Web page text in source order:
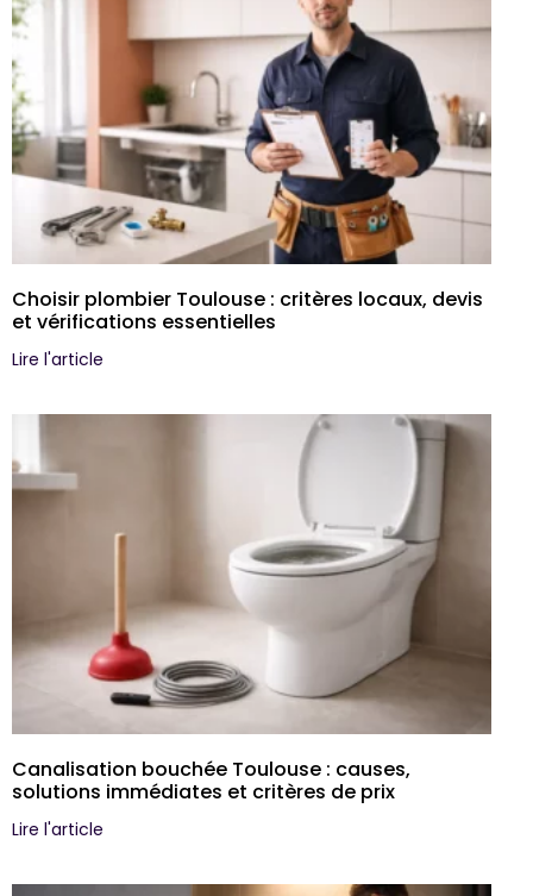
Choisir plombier Toulouse : critères locaux, devis
et vérifications essentielles
Lire l'article
Canalisation bouchée Toulouse : causes,
solutions immédiates et critères de prix
Lire l'article